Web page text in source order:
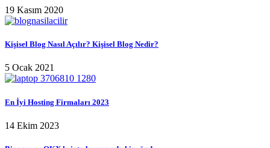
19 Kasım 2020
Kişisel Blog Nasıl Açılır? Kişisel Blog Nedir?
5 Ocak 2021
En İyi Hosting Firmaları 2023
14 Ekim 2023